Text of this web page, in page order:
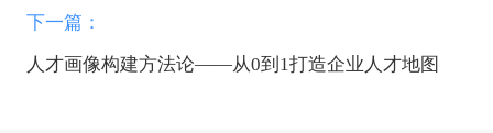
下一篇：
人才画像构建方法论——从0到1打造企业人才地图